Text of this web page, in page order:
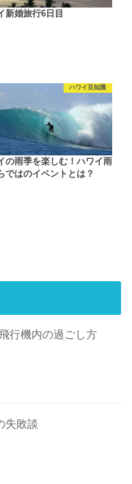
新婚旅行6日目
ハワイ豆知識
の雨季を楽しむ！ハワイ雨
ではのイベントとは？
行機内の過ごし方
失敗談